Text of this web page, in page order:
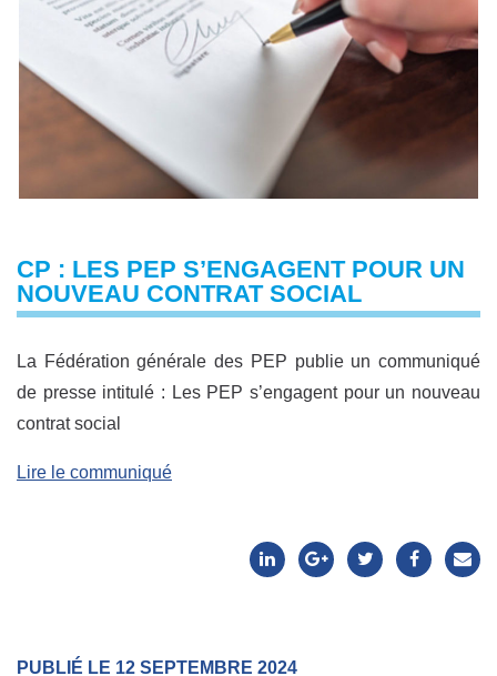
CP : LES PEP S’ENGAGENT POUR UN
NOUVEAU CONTRAT SOCIAL
La Fédération générale des PEP publie un communiqué
de presse intitulé : Les PEP s’engagent pour un nouveau
contrat social
Lire le communiqué
PUBLIÉ LE 12 SEPTEMBRE 2024